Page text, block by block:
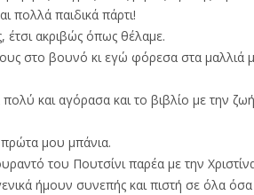
πολλά παιδικά πάρτι!
έτσι ακριβώς όπως θέλαμε.
στο βουνό κι εγώ φόρεσα στα μαλλιά
και αγόρασα και το βιβλίο με την
πρώτα μου μπάνια.
του Πουτσίνι παρέα με την
ήμουν συνεπής και πιστή σε όλα